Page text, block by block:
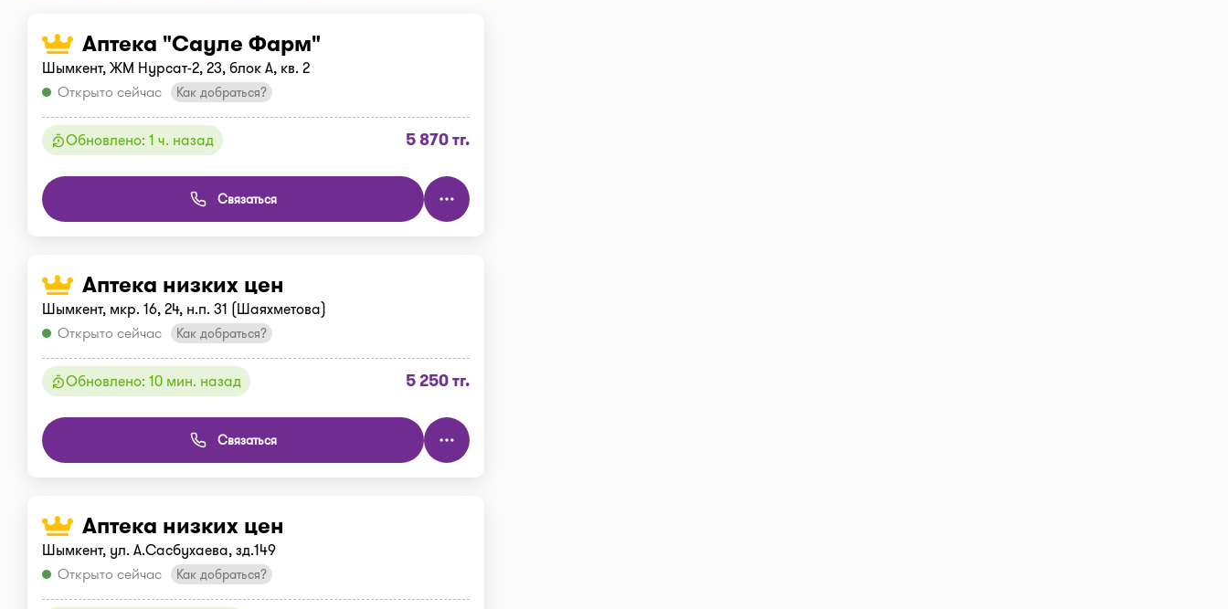
Аптека "Сауле Фарм"
Шымкент, ЖМ Нурсат-2, 23, блок А, кв. 2
Открыто сейчас
Как добраться?
Обновлено: 1 ч. назад 5 870 тг.
Связаться
Аптека низких цен
Шымкент, мкр. 16, 24, н.п. 31 (Шаяхметова)
Открыто сейчас
Как добраться?
Обновлено: 10 мин. назад 5 250 тг.
Связаться
Аптека низких цен
Шымкент, ул. А.Сасбухаева, зд.149
Открыто сейчас
Как добраться?